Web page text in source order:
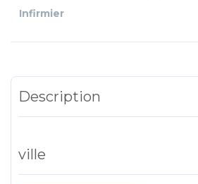
Infirmier
Description
ville